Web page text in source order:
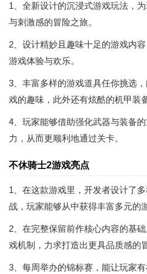
1、全新设计的沉浸式游戏玩法，
与刺激感的冒险之旅。
2、设计精妙且趣味十足的游戏内
游戏体验与欢乐。
3、丰富多样的游戏道具任你挑选
戏的趣味，此外还有炫酷的机甲装
4、玩家能够借助强化武器与装备
力，从而更顺利地通过关卡。
不休骑士2游戏亮点
1、在这款游戏里，开发者设计了
战，玩家能够从中获得丰富多元的
2、在完整保留前作核心内容的基
戏机制，力求打造出更具品质感的
3、每周举办的锦标赛，能让玩家